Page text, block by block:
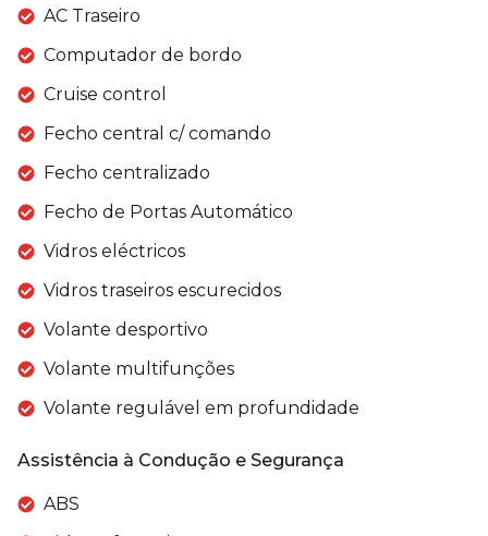
AC Traseiro
Computador de bordo
Cruise control
Fecho central c/ comando
Fecho centralizado
Fecho de Portas Automático
Vidros eléctricos
Vidros traseiros escurecidos
Volante desportivo
Volante multifunções
Volante regulável em profundidade
Assistência à Condução e Segurança
ABS